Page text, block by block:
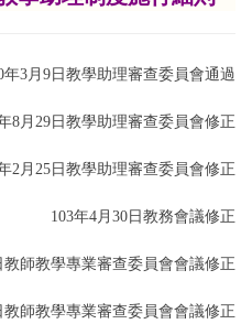
年3月9日教學助理審查委員會通過
8月29日教學助理審查委員會修正
2月25日教學助理審查委員會修正
103年4月30日教務會議修正
教師教學專業審查委員會會議修正
教師教學專業審查委員會會議修正